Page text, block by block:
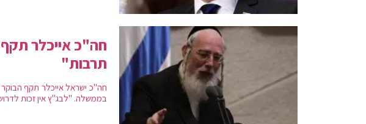
חה"כ אייכלר
תרבות"
חה"כ ישראל אייכלר תקף
בממשלה. "לבג"ץ אין זכות לדרוש